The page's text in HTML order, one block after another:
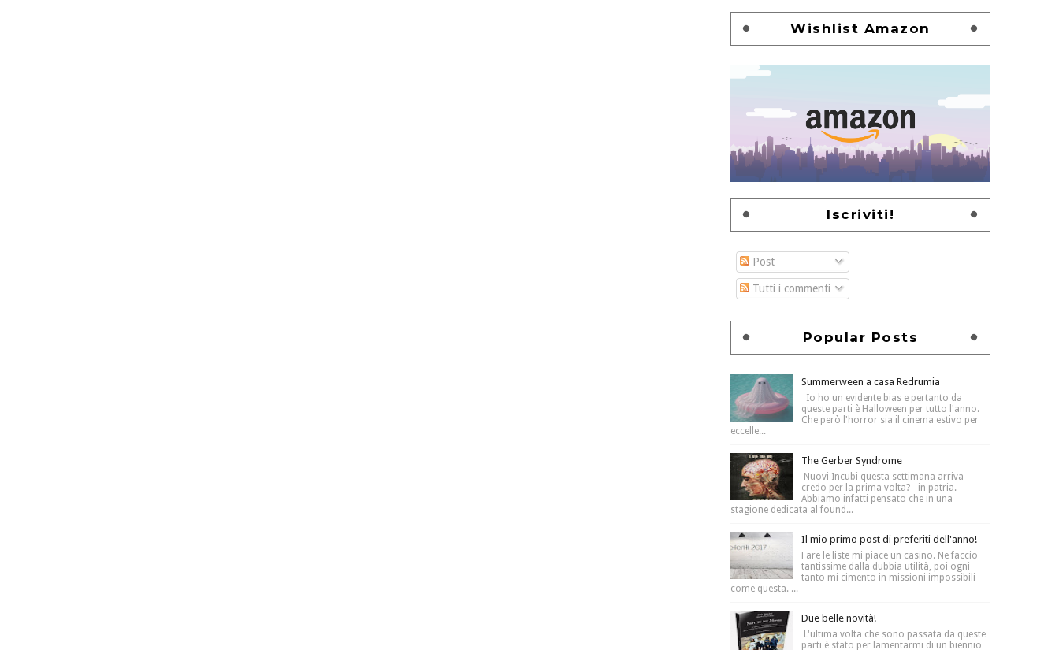
Wishlist Amazon
Iscriviti!
Post
Tutti i commenti
Popular Posts
Summerween a casa Redrumia
Io ho un evidente bias e pertanto da
queste parti è Halloween per tutto l'anno.
Che però l'horror sia il cinema estivo per
eccelle...
The Gerber Syndrome
Nuovi Incubi questa settimana arriva -
credo per la prima volta? - in patria.
Abbiamo infatti pensato che in una
stagione dedicata al found...
Il mio primo post di preferiti dell'anno!
Fare le liste mi piace un casino. Ne faccio
tantissime dalla dubbia utilità, poi ogni
tanto mi cimento in missioni impossibili
come questa. ...
Due belle novità!
L'ultima volta che sono passata da queste
parti è stato per lamentarmi di un biennio